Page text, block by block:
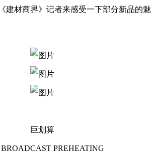
建材商界》记者来感受一下部分新品的魅
巨划算
PREHEATING